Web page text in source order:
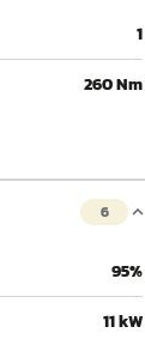
1
260 Nm
6
95%
11 kW